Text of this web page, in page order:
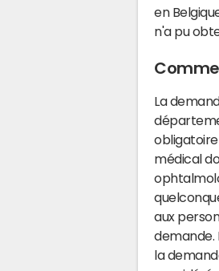
en
n'a pu
La
médical
aux
demande.
la